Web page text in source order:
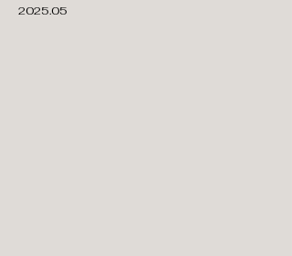
2025.05